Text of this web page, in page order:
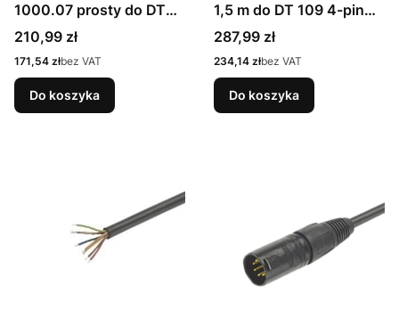
1000.07 prosty do DT
1770 Pro 5m
Cena
210,99 zł
Cena
171,54 złbez VAT
Do koszyka
1,5 m do DT 109 4-pin
XLR
Cena
287,99 zł
Cena
234,14 złbez VAT
Do koszyka